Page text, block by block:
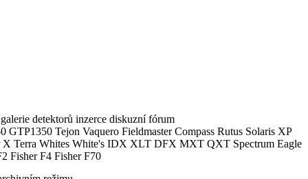
detektorů inzerce diskuzní fórum
Tejon Vaquero Fieldmaster Compass Rutus Solaris XP
Terra Whites White's IDX XLT DFX MXT QXT Spectrum Eagle
Fisher F4 Fisher F70